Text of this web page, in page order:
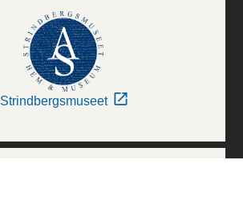
Strindbergsmuseet